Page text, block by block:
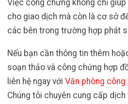
Việc công chứng không chỉ
cho giao dịch mà còn là cơ sở
các bên trong trường hợp phát
Nếu bạn cần thông tin thêm
soạn thảo và công chứng hợp
liên hệ ngay với Văn phòng công
Chúng tôi chuyên cung cấp